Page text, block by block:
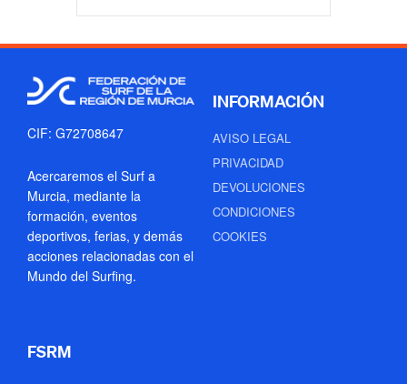
CIF: G72708647
Acercaremos el Surf a
Murcia, mediante la
formación, eventos
deportivos, ferias, y demás
acciones relacionadas con el
Mundo del Surfing.
INFORMACIÓN
AVISO LEGAL
PRIVACIDAD
DEVOLUCIONES
CONDICIONES
COOKIES
FSRM